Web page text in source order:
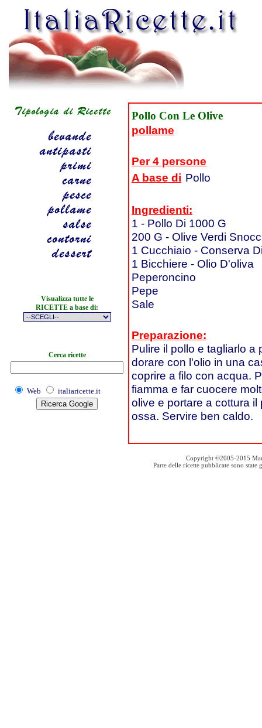
Visualizza tutte le
RICETTE a base di:
Cerca ricette
Web italiaricette.it
Pollo Con Le Olive
pollame
Per 4 persone
A base di Pollo
Ingredienti:
1 - Pollo Di 1000 G
200 G - Olive Verdi
1 Cucchiaio - Conserva
1 Bicchiere - Olio D'oliva
Peperoncino
Pepe
Sale
Preparazione:
Pulire il pollo e tagliarlo
dorare con l'olio in una
coprire a filo con acqua.
fiamma e far cuocere
olive e portare a cottura
ossa. Servire ben caldo.
Copyright ©2005-2015
Parte delle ricette pubblicate sono state